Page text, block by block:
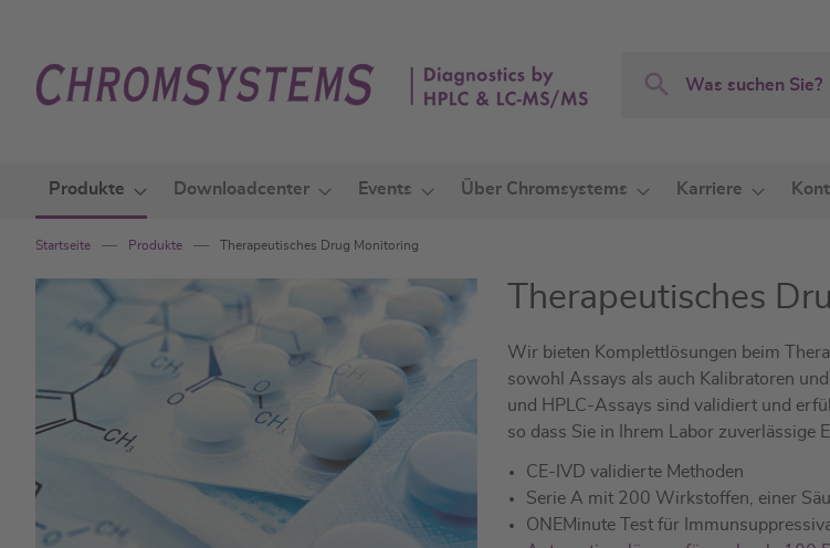
springen
Search
Produkte Downloadcenter Events Über Chromsystems Karriere
Startseite Produkte Therapeutisches Drug Monitoring
Therapeutisches
Wir bieten Komplettlösungen beim
sowohl Assays als auch Kalibratoren
und HPLC-Assays sind validiert und
so dass Sie in Ihrem Labor zuverlässige
CE-IVD validierte Methoden
Serie A mit 200 Wirkstoffen, einer
ONEMinute Test für